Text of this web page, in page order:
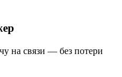
на связи — без потери